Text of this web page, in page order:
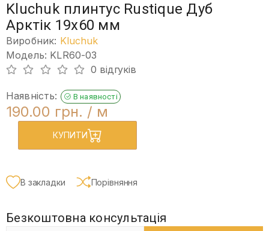
Kluchuk плинтус Rustique Дуб
Арктік 19х60 мм
Виробник: Kluchuk
Модель: KLR60-03
0 відгуків
Наявність: В наявності
190.00 грн. / м
КУПИТИ
В закладки Порівняння
Безкоштовна консультація